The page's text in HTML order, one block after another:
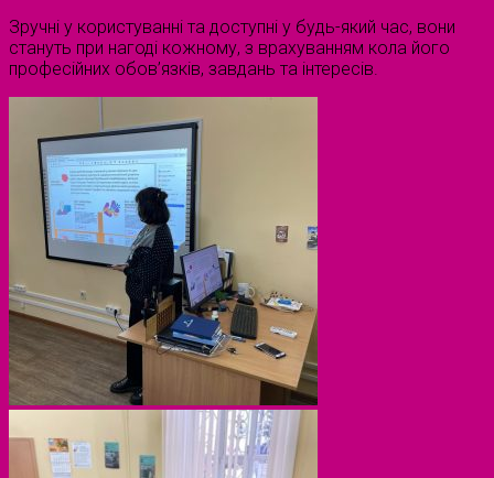
Зручні у користуванні та доступні у будь-який час, вони
стануть при нагоді кожному, з врахуванням кола його
професійних обов’язків, завдань та інтересів.